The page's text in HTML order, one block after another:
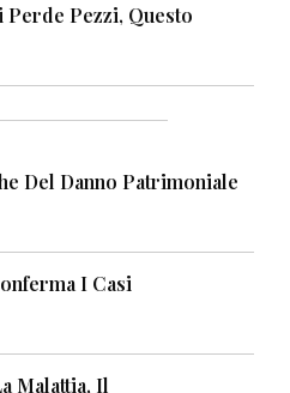
Perde Pezzi, Questo
Del Danno Patrimoniale
I Casi
Malattia, Il